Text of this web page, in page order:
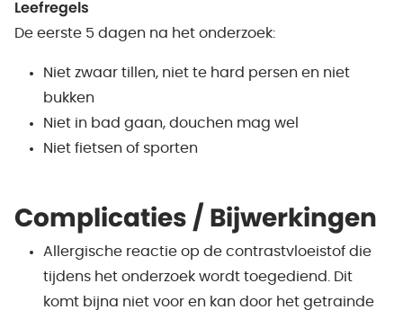
Leefregels
De eerste 5 dagen na het onderzoek:
Niet zwaar tillen, niet te hard persen en niet
bukken
Niet in bad gaan, douchen mag wel
Niet fietsen of sporten
Complicaties / Bijwerkingen
Allergische reactie op de contrastvloeistof die
tijdens het onderzoek wordt toegediend. Dit
komt bijna niet voor en kan door het getrainde